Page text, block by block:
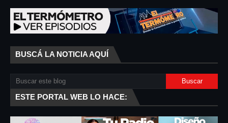
BUSCÁ LA NOTICIA AQUÍ
ESTE PORTAL WEB LO HACE: